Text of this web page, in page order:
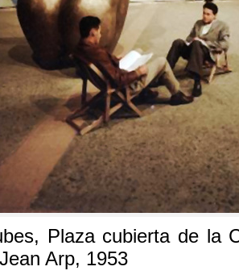
, Plaza cubierta de la
Jean Arp, 1953